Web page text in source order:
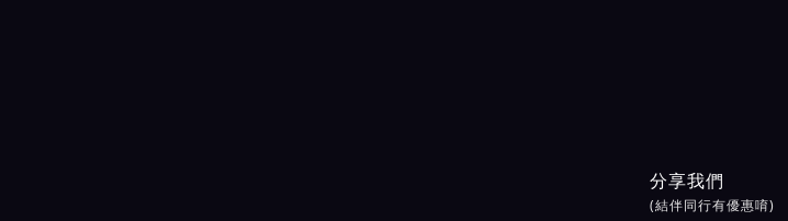
分享我們
(結伴同行有優惠唷)